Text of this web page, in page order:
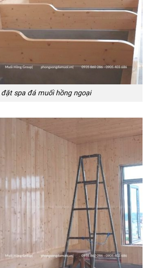
đặt spa đá muối hồng ngoại